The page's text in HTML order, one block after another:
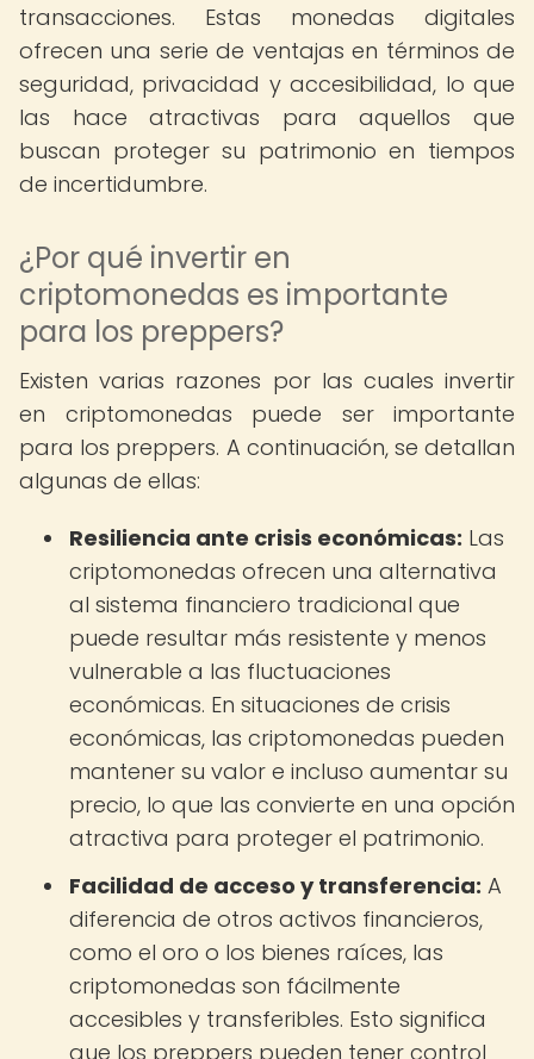
transacciones. Estas monedas digitales
ofrecen una serie de ventajas en términos de
seguridad, privacidad y accesibilidad, lo que
las hace atractivas para aquellos que
buscan proteger su patrimonio en tiempos
de incertidumbre.
¿Por qué invertir en
criptomonedas es importante
para los preppers?
Existen varias razones por las cuales invertir
en criptomonedas puede ser importante
para los preppers. A continuación, se detallan
algunas de ellas:
Resiliencia ante crisis económicas: Las
criptomonedas ofrecen una alternativa
al sistema financiero tradicional que
puede resultar más resistente y menos
vulnerable a las fluctuaciones
económicas. En situaciones de crisis
económicas, las criptomonedas pueden
mantener su valor e incluso aumentar su
precio, lo que las convierte en una opción
atractiva para proteger el patrimonio.
Facilidad de acceso y transferencia: A
diferencia de otros activos financieros,
como el oro o los bienes raíces, las
criptomonedas son fácilmente
accesibles y transferibles. Esto significa
que los preppers pueden tener control